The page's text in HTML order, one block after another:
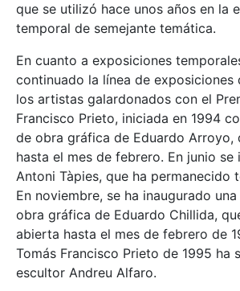
que se utilizó hace unos años en la
temporal de semejante temática.
En cuanto a exposiciones
continuado la línea de exposiciones
los artistas galardonados con el
Francisco Prieto, iniciada en 1994
de obra gráfica de Eduardo Arroyo,
hasta el mes de febrero. En junio se
Antoni Tàpies, que ha permanecido
En noviembre, se ha inaugurado
obra gráfica de Eduardo Chillida,
abierta hasta el mes de febrero de
Tomás Francisco Prieto de 1995 ha
escultor Andreu Alfaro.